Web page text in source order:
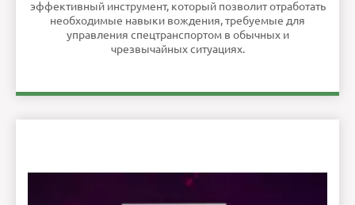
эффективный инструмент, который позволит отработать
необходимые навыки вождения, требуемые для
управления спецтранспортом в обычных и
чрезвычайных ситуациях.